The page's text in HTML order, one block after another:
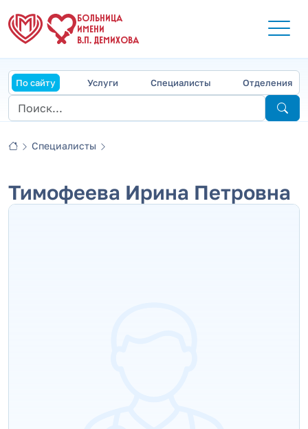
БОЛЬНИЦА
ИМЕНИ
В.П. ДЕМИХОВА
По сайту Услуги Специалисты Отделения
Специалисты
Тимофеева Ирина Петровна